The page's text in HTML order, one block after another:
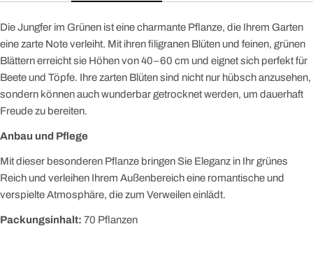
Die Jungfer im Grünen ist eine charmante Pflanze, die Ihrem Garten
eine zarte Note verleiht. Mit ihren filigranen Blüten und feinen, grünen
Blättern erreicht sie Höhen von 40–60 cm und eignet sich perfekt für
Beete und Töpfe. Ihre zarten Blüten sind nicht nur hübsch anzusehen,
sondern können auch wunderbar getrocknet werden, um dauerhaft
Freude zu bereiten.
Anbau und Pflege
Mit dieser besonderen Pflanze bringen Sie Eleganz in Ihr grünes
Reich und verleihen Ihrem Außenbereich eine romantische und
verspielte Atmosphäre, die zum Verweilen einlädt.
Packungsinhalt: 70 Pflanzen